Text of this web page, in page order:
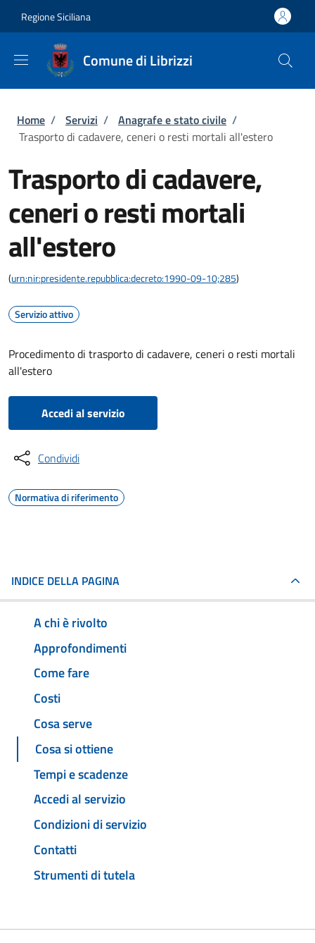
Regione Siciliana
Comune di Librizzi
Briciole di pane
Home / Servizi / Anagrafe e stato civile /
Trasporto di cadavere, ceneri o resti mortali all'estero
Trasporto di cadavere,
ceneri o resti mortali
all'estero
(urn:nir:presidente.repubblica:decreto:1990-09-10;285)
Servizio attivo
Procedimento di trasporto di cadavere, ceneri o resti mortali
all'estero
Accedi al servizio
Condividi
Normativa di riferimento
INDICE DELLA PAGINA
A chi è rivolto
Approfondimenti
Come fare
Costi
Cosa serve
Cosa si ottiene
Tempi e scadenze
Accedi al servizio
Condizioni di servizio
Contatti
Strumenti di tutela